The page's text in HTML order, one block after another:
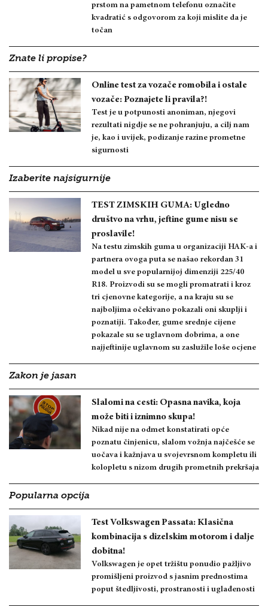
prstom na pametnom telefonu označite
kvadratić s odgovorom za koji mislite da je
točan
Znate li propise?
Online test za vozače romobila i ostale
vozače: Poznajete li pravila?!
Test je u potpunosti anoniman, njegovi
rezultati nigdje se ne pohranjuju, a cilj nam
je, kao i uvijek, podizanje razine prometne
sigurnosti
Izaberite najsigurnije
TEST ZIMSKIH GUMA: Ugledno
društvo na vrhu, jeftine gume nisu se
proslavile!
Na testu zimskih guma u organizaciji HAK-a i
partnera ovoga puta se našao rekordan 31
model u sve popularnijoj dimenziji 225/40
R18. Proizvodi su se mogli promatrati i kroz
tri cjenovne kategorije, a na kraju su se
najboljima očekivano pokazali oni skuplji i
poznatiji. Također, gume srednje cijene
pokazale su se uglavnom dobrima, a one
najjeftinije uglavnom su zaslužile loše ocjene
Zakon je jasan
Slalomi na cesti: Opasna navika, koja
može biti i iznimno skupa!
Nikad nije na odmet konstatirati opće
poznatu činjenicu, slalom vožnja najčešće se
uočava i kažnjava u svojevrsnom kompletu ili
kolopletu s nizom drugih prometnih prekršaja
Popularna opcija
Test Volkswagen Passata: Klasična
kombinacija s dizelskim motorom i dalje
dobitna!
Volkswagen je opet tržištu ponudio pažljivo
promišljeni proizvod s jasnim prednostima
poput štedljivosti, prostranosti i uglađenosti